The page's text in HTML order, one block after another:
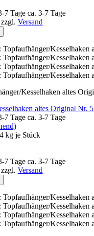
ca. 3-7 Tage
Versand
altes Original Nr. 5
ca. 3-7 Tage
4 kg je Stück
ca. 3-7 Tage
Versand